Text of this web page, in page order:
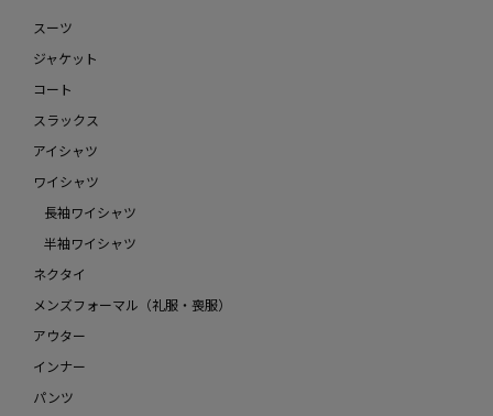
スーツ
ジャケット
コート
スラックス
アイシャツ
ワイシャツ
長袖ワイシャツ
半袖ワイシャツ
ネクタイ
メンズフォーマル（礼服・喪服）
アウター
インナー
パンツ